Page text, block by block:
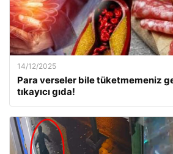
14/12/2025
Para verseler bile tüketmemeniz
tıkayıcı gıda!